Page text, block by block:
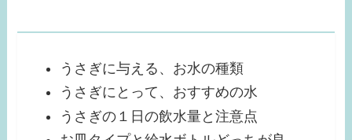
うさぎに与える、お水の種類
うさぎにとって、おすすめの水
うさぎの１日の飲水量と注意点